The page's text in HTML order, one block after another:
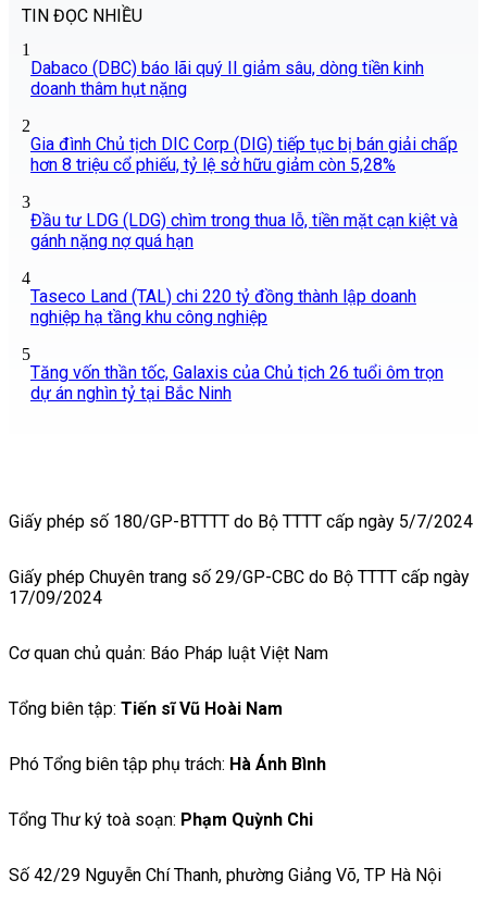
TIN ĐỌC NHIỀU
1
Dabaco (DBC) báo lãi quý II giảm sâu, dòng tiền kinh
doanh thâm hụt nặng
2
Gia đình Chủ tịch DIC Corp (DIG) tiếp tục bị bán giải chấp
hơn 8 triệu cổ phiếu, tỷ lệ sở hữu giảm còn 5,28%
3
Đầu tư LDG (LDG) chìm trong thua lỗ, tiền mặt cạn kiệt và
gánh nặng nợ quá hạn
4
Taseco Land (TAL) chi 220 tỷ đồng thành lập doanh
nghiệp hạ tầng khu công nghiệp
5
Tăng vốn thần tốc, Galaxis của Chủ tịch 26 tuổi ôm trọn
dự án nghìn tỷ tại Bắc Ninh
Giấy phép số 180/GP-BTTTT do Bộ TTTT cấp ngày 5/7/2024
Giấy phép Chuyên trang số 29/GP-CBC do Bộ TTTT cấp ngày
17/09/2024
Cơ quan chủ quản: Báo Pháp luật Việt Nam
Tổng biên tập: Tiến sĩ Vũ Hoài Nam
Phó Tổng biên tập phụ trách: Hà Ánh Bình
Tổng Thư ký toà soạn: Phạm Quỳnh Chi
Số 42/29 Nguyễn Chí Thanh, phường Giảng Võ, TP Hà Nội